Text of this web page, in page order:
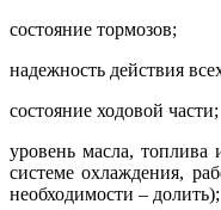
состояние тормозов;
надежность действия
состояние ходовой части;
уровень масла,
системе охлаждения,
необходимости – долить);